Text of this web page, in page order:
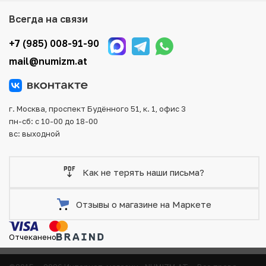
того, возможен самовывоз товара из офиса магазина.
Для вашего удобства представлены несколько способов
оплаты и доставки заказа. Все отправления надежно и
тщательно упаковываются, что исключает возможность
Всегда на связи
+7 (985) 008-91-90
mail@numizm.at
г. Москва, проспект Будённого 51, к. 1, офис 3
пн-сб: с 10-00 до 18-00
вс: выходной
Как не терять наши письма?
Отзывы о магазине на Маркете
Отчеканено